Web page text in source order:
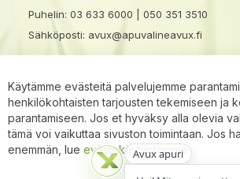
Puhelin: 03 633 6000
050 351 3510
Sähköposti: avux@apuvalineavux.fi
Avux apuri
Käytämme evästeitä palvelujemme
henkilökohtaisten tarjousten tekemiseen ja
parantamiseen. Jos et hyväksy alla olevia
tämä voi vaikuttaa sivuston toimintaan. Jos
enemmän, lue evästekäytäntömme